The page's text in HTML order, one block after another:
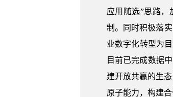
应用随选”思路
制。同时积极落
业数字化转型为
目前已完成数据
建开放共赢的生
原子能力，构建合